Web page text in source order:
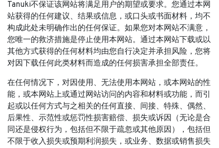
Tanuki不保证该网站将满足用户的期望或要求。您通过本网
站获得的任何建议、结果或信息，或口头或书面材料，均不
构成此处未明确作出的任何保证。如果您对本网站不满意，
您唯一的救济措施是停止使用本网站。通过本网站下载或以
其他方式获得的任何材料均由您自行决定并承担风险，您将
对因下载任何此类材料而造成的任何损害承担全部责任。
在任何情况下，对因使用、无法使用本网站，或本网站的性
能，或本网站上或通过网站访问的内容和材料或功能，而引
起或以任何方式与之相关的任何直接、间接、特殊、偶然、
后果性、示范性或惩罚性损害赔偿、损失或诉因（无论是合
同还是侵权行为，包括但不限于疏忽或其他原因），包括但
不限于收入损失或预期利润损失，或业务、数据或销售损失